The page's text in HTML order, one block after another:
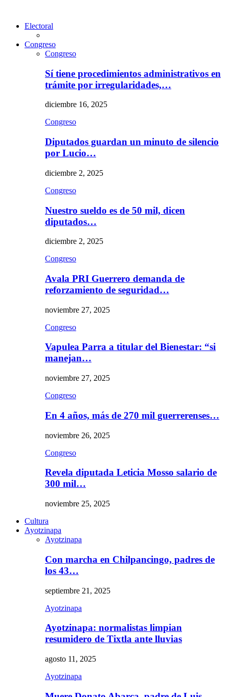
Electoral
Congreso
Congreso
Sí tiene procedimientos administrativos en
trámite por irregularidades,…
diciembre 16, 2025
Congreso
Diputados guardan un minuto de silencio
por Lucio…
diciembre 2, 2025
Congreso
Nuestro sueldo es de 50 mil, dicen
diputados…
diciembre 2, 2025
Congreso
Avala PRI Guerrero demanda de
reforzamiento de seguridad…
noviembre 27, 2025
Congreso
Vapulea Parra a titular del Bienestar: “si
manejan…
noviembre 27, 2025
Congreso
En 4 años, más de 270 mil guerrerenses…
noviembre 26, 2025
Congreso
Revela diputada Leticia Mosso salario de
300 mil…
noviembre 25, 2025
Cultura
Ayotzinapa
Ayotzinapa
Con marcha en Chilpancingo, padres de
los 43…
septiembre 21, 2025
Ayotzinapa
Ayotzinapa: normalistas limpian
resumidero de Tixtla ante lluvias
agosto 11, 2025
Ayotzinapa